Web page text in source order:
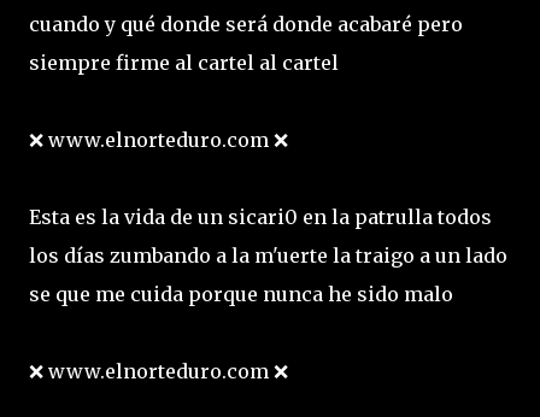
cuando y qué donde será donde acabaré pero
siempre firme al cartel al cartel
❌ www.elnorteduro.com ❌
Esta es la vida de un sicari0 en la patrulla todos
los días zumbando a la m'uerte la traigo a un lado
se que me cuida porque nunca he sido malo
❌ www.elnorteduro.com ❌